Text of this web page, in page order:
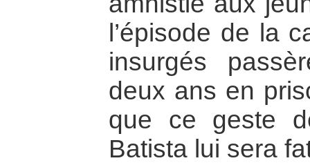
l’épisode de la
insurgés
deux ans en
que ce geste
Batista lui sera